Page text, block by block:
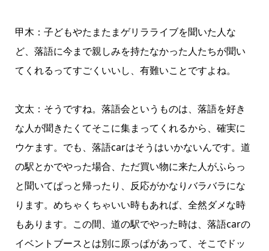
甲木：子どもやたまたまゲリラライブを聞いた人な
ど、落語に今まで親しみを持たなかった人たちが聞い
てくれるってすごくいいし、有難いことですよね。
文太：そうですね。落語会というものは、落語を好き
な人が聞きたくてそこに集まってくれるから、確実に
ウケます。でも、落語carはそうはいかないんです。道
の駅とかでやった場合、ただ買い物に来た人がふらっ
と聞いてぱっと帰ったり、反応がかなりバラバラにな
ります。めちゃくちゃいい時もあれば、全然ダメな時
もあります。この間、道の駅でやった時は、落語carの
イベントブースとは別に原っぱがあって、そこでドッ